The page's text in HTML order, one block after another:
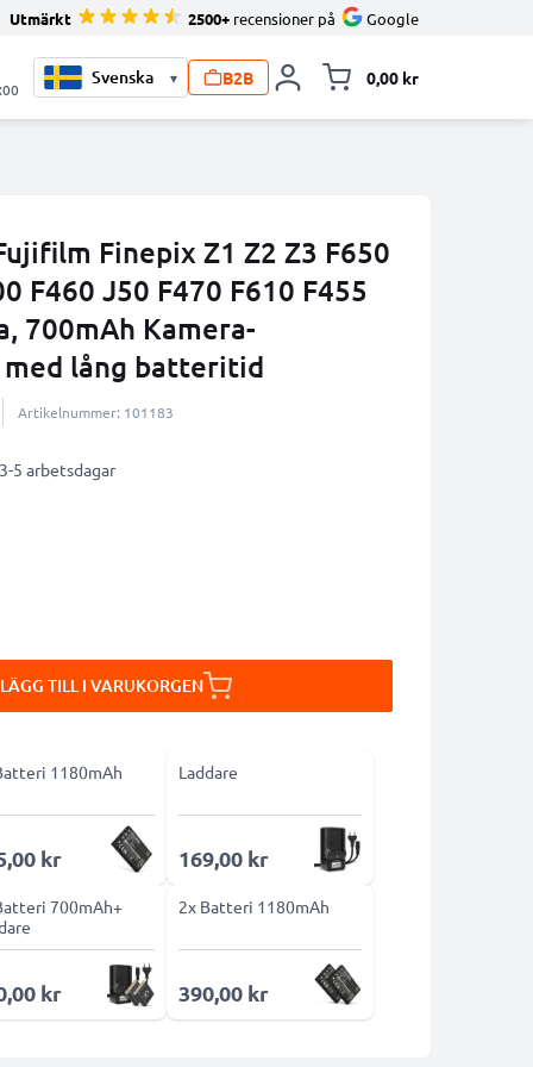
Utmärkt 2500+ recensioner på Google
▾ B2B 0,00 kr
Finepix Z1 Z2 Z3 F650
F460 J50 F470 F610 F455
700mAh Kamera-
lång batteritid
Artikelnummer: 101183
5 arbetsdagar
LÄGG TILL I VARUKORGEN
1180mAh
kr
Laddare
169,00 kr
700mAh+
kr
2x Batteri 1180mAh
390,00 kr